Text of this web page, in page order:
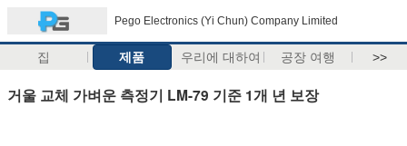
Pego Electronics (Yi Chun) Company Limited
집 제품 우리에 대하여 공장 여행 >>
거울 교체 가벼운 측정기 LM-79 기준 1개 년 보장